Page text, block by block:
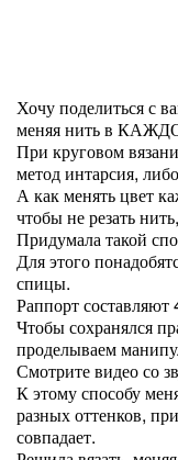
Хочу поделиться с
меняя нить в
При круговом
метод интарсия,
А как менять цвет
чтобы не резать
Придумала такой
Для этого
спицы.
Раппорт составляют
Чтобы сохранялся
проделываем
Смотрите видео со
К этому способу
разных оттенков,
совпадает.